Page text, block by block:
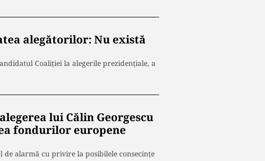
alegătorilor: Nu există
Coaliției la alegerile prezidențiale, a
lui Călin Georgescu
fondurilor europene
alarmă cu privire la posibilele consecințe